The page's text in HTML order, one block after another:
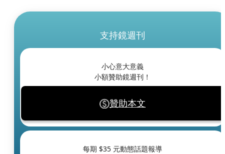
支持鏡週刊
小心意大意義
小額贊助鏡週刊！
贊助本文
每期 $35 元動態話題報導